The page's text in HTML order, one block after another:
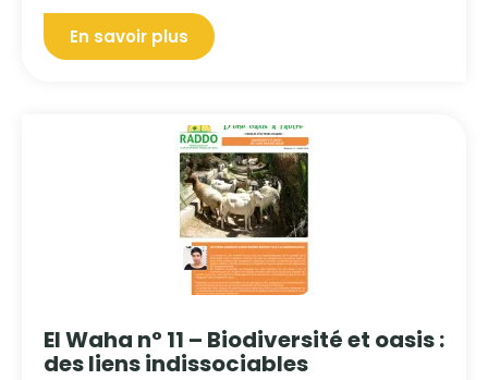
En savoir plus
El Waha n° 11 – Biodiversité et oasis :
des liens indissociables